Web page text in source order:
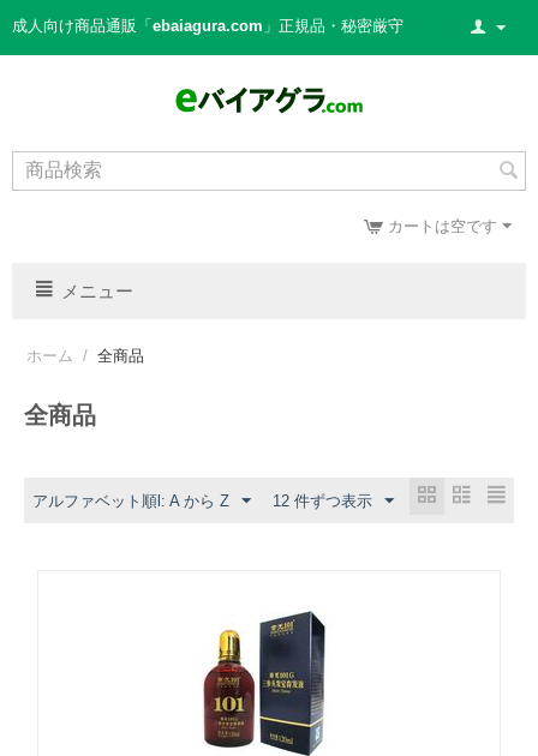
成人向け商品通販「 ebaiagura.com 」正規品・秘密厳守
カートは空です
メニュー
ホーム / 全商品
全商品
アルファベット順l: A から Z 12 件ずつ表示